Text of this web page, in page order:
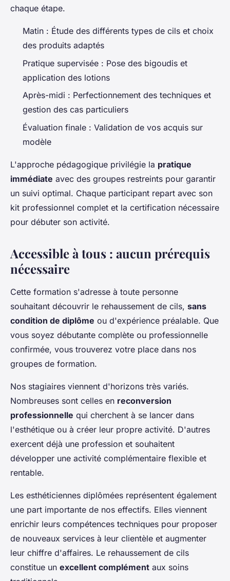
chaque étape.
Matin : Étude des différents types de cils et choix
des produits adaptés
Pratique supervisée : Pose des bigoudis et
application des lotions
Après-midi : Perfectionnement des techniques et
gestion des cas particuliers
Évaluation finale : Validation de vos acquis sur
modèle
L'approche pédagogique privilégie la pratique
immédiate avec des groupes restreints pour garantir
un suivi optimal. Chaque participant repart avec son
kit professionnel complet et la certification nécessaire
pour débuter son activité.
Accessible à tous : aucun prérequis
nécessaire
Cette formation s'adresse à toute personne
souhaitant découvrir le rehaussement de cils, sans
condition de diplôme ou d'expérience préalable. Que
vous soyez débutante complète ou professionnelle
confirmée, vous trouverez votre place dans nos
groupes de formation.
Nos stagiaires viennent d'horizons très variés.
Nombreuses sont celles en reconversion
professionnelle qui cherchent à se lancer dans
l'esthétique ou à créer leur propre activité. D'autres
exercent déjà une profession et souhaitent
développer une activité complémentaire flexible et
rentable.
Les esthéticiennes diplômées représentent également
une part importante de nos effectifs. Elles viennent
enrichir leurs compétences techniques pour proposer
de nouveaux services à leur clientèle et augmenter
leur chiffre d'affaires. Le rehaussement de cils
constitue un excellent complément aux soins